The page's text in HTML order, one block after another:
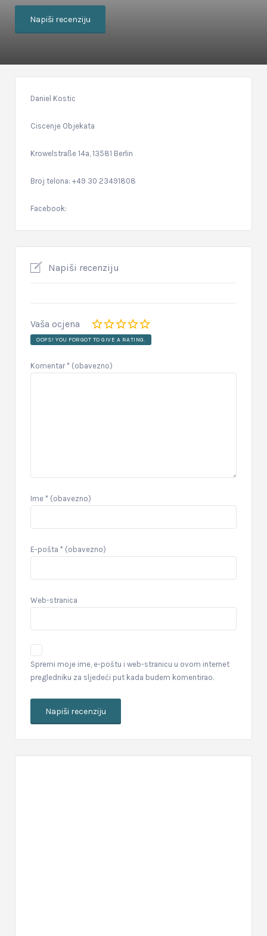
Napiši recenziju
Daniel Kostic
Ciscenje Objekata
Krowelstraße 14a, 13581 Berlin
Broj telona: +49 30 23491808
Facebook:
Napiši recenziju
Vaša ocjena
OOPS! YOU FORGOT TO GIVE A RATING.
Komentar* (obavezno)
Ime * (obavezno)
E-pošta * (obavezno)
Web-stranica
Spremi moje ime, e-poštu i web-stranicu u ovom internet
pregledniku za sljedeći put kada budem komentirao.